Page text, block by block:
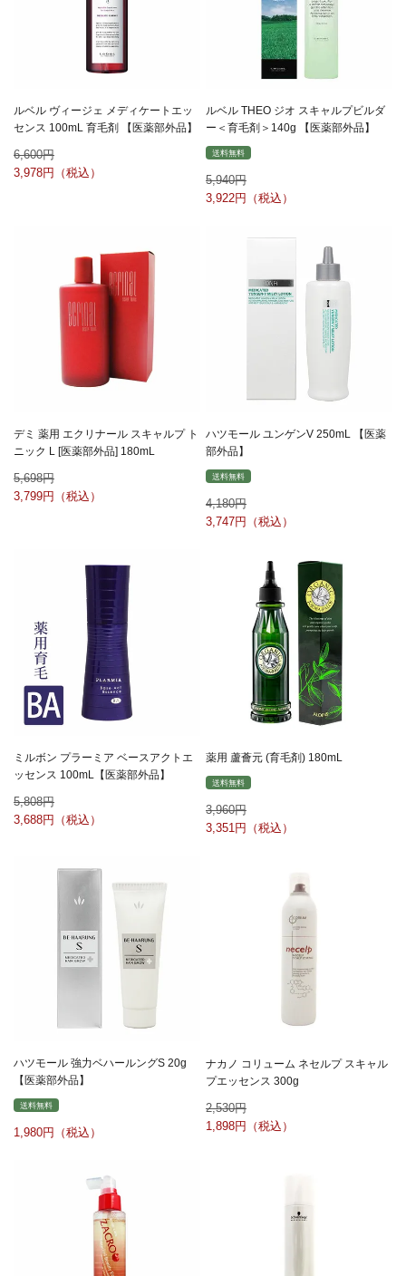
ルベル ヴィージェ メディケートエッ
センス 100mL 育毛剤 【医薬部外品】
6,600
3,978
ルベル THEO ジオ スキャルプビルダ
ー＜育毛剤＞140g 【医薬部外品】
送料無料
5,940
3,922
デミ 薬用 エクリナール スキャルプ ト
ニック L [医薬部外品] 180mL
5,698
3,799
ハツモール ユンゲンV 250mL 【医薬
部外品】
送料無料
4,180
3,747
ミルボン プラーミア ベースアクトエ
ッセンス 100mL【医薬部外品】
5,808
3,688
薬用 蘆薈元 (育毛剤) 180mL
送料無料
3,960
3,351
ハツモール 強力ベハールングS 20g
【医薬部外品】
送料無料
1,980
ナカノ コリューム ネセルプ スキャル
プエッセンス 300g
2,530
1,898